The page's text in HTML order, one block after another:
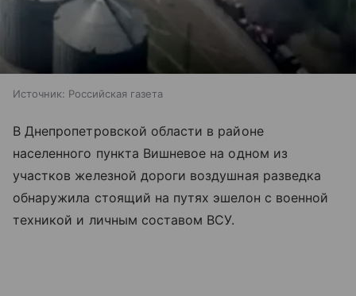
Источник: Российская газета
В Днепропетровской области в районе
населенного пункта Вишневое на одном из
участков железной дороги воздушная разведка
обнаружила стоящий на путях эшелон с военной
техникой и личным составом ВСУ.